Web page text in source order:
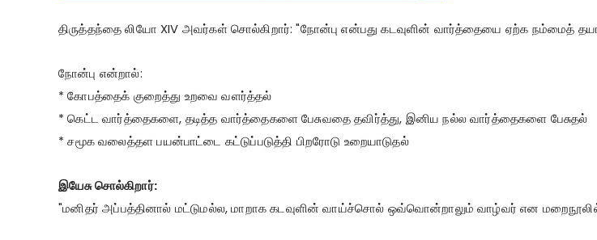
திருத்தந்தை லியோ XIV அவர்கள் சொல்கிறார்: "நோன்பு என்பது கடவுளின் வார்த்தையை ஏற்க நம்மைத்
நோன்பு என்றால்:
* கோபத்தைக் குறைத்து உறவை வளர்த்தல்
* கெட்ட வார்த்தைகளை, தடித்த வார்த்தைகளை பேசுவதை தவிர்த்து, இனிய நல்ல வார்த்தைகளை பேசுதல்
* சமூக வலைத்தள பயன்பாட்டை கட்டுப்படுத்தி பிறரோடு உறையாடுதல்
இயேசு சொல்கிறார்:
"மனிதர் அப்பத்தினால் மட்டுமல்ல, மாறாக கடவுளின் வாய்ச்சொல் ஒவ்வொன்றாலும் வாழ்வர் என மறைநூலில்